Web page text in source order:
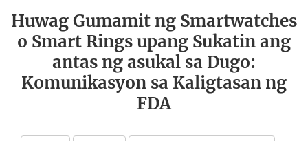
Huwag Gumamit ng Smartwatches
o Smart Rings upang Sukatin ang
antas ng asukal sa Dugo:
Komunikasyon sa Kaligtasan ng
FDA